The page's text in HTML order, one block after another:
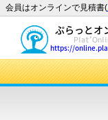
会員はオンラインで見積書(